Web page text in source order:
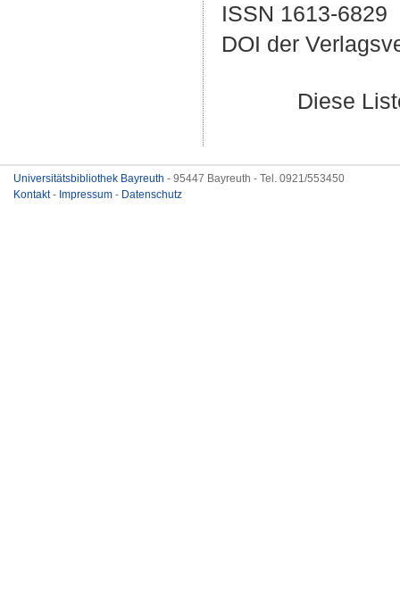
ISSN 1613-6829
DOI der
Diese
Universitätsbibliothek Bayreuth - 95447 Bayreuth - Tel. 0921/553450
Kontakt- Impressum - Datenschutz